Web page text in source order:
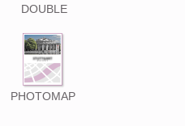
DOUBLE
PHOTOMAP